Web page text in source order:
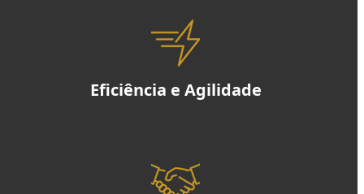
Eficiência e Agilidade